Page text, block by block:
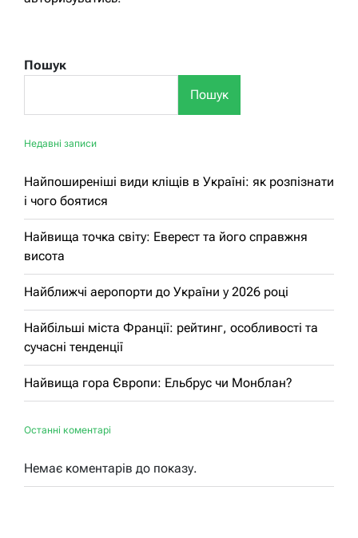
Пошук
Пошук
Недавні записи
Найпоширеніші види кліщів в Україні: як розпізнати
і чого боятися
Найвища точка світу: Еверест та його справжня
висота
Найближчі аеропорти до України у 2026 році
Найбільші міста Франції: рейтинг, особливості та
сучасні тенденції
Найвища гора Європи: Ельбрус чи Монблан?
Останні коментарі
Немає коментарів до показу.